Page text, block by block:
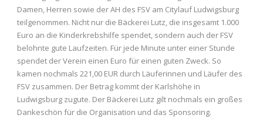
Damen, Herren sowie der AH des FSV am Citylauf Ludwigsburg
teilgenommen. Nicht nur die Bäckerei Lutz, die insgesamt 1.000
Euro an die Kinderkrebshilfe spendet, sondern auch der FSV
belohnte gute Laufzeiten. Für jede Minute unter einer Stunde
spendet der Verein einen Euro für einen guten Zweck. So
kamen nochmals 221,00 EUR durch Läuferinnen und Läufer des
FSV zusammen. Der Betrag kommt der Karlshöhe in
Ludwigsburg zugute. Der Bäckerei Lutz gilt nochmals ein großes
Dankeschön für die Organisation und das Sponsoring.